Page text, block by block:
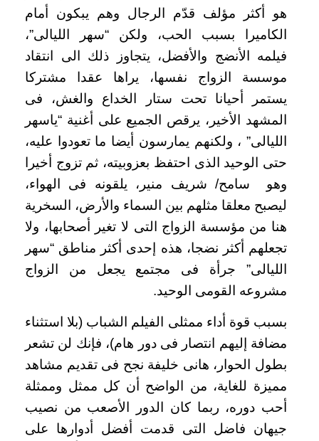
هو أكثر مؤلف قدّم الرجال وهم يبكون أمام
الكاميرا بسبب الحب، ولكن “سهر الليالى”،
فيلمه الأنضج والأفضل، يتجاوز ذلك الى انتقاد
موسسة الزواج نفسها، يراها عقدا مشتركا
يستمر أحيانا تحت ستار الخداع والغش، فى
المشهد الأخير، يرقص الجميع على أغنية “ياسهر
الليالى” ، ولكنهم يمارسون أيضا ما تعودوا عليه،
حتى الوحيد الذى احتفظ بعزوبيته، ثم تزوج أخيرا
وهو سامح/ شريف منير، يلقونه فى الهواء،
ليصبح معلقا مثلهم بين السماء والأرض، السخرية
هنا من مؤسسة الزواج التى لا تغير أصحابها، ولا
تجعلهم أكثر نضجا، هذه إحدى أكثر مناطق “سهر
الليالى” جرأة فى مجتمع يجعل من الزواج
مشروعه القومى الوحيد.
بسبب قوة أداء ممثلى الفيلم الشباب (بلا استثناء
مضافة إليهم انتصار فى دور هام)، فإنك لن تشعر
بطول الحوار، هانى خليفة نجح فى تقديم مشاهد
مميزة للغاية، من الواضح أن كل ممثل وممثلة
أحب دوره، ربما كان الدور الأصعب من نصيب
جيهان فاضل التى قدمت أفضل أدوارها على